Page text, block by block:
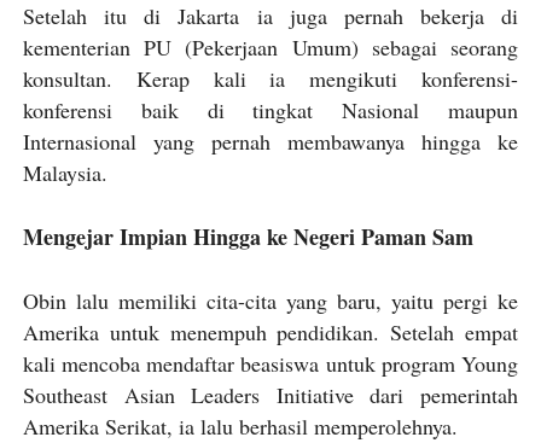
Setelah itu di Jakarta ia juga pernah bekerja di
kementerian PU (Pekerjaan Umum) sebagai seorang
konsultan. Kerap kali ia mengikuti konferensi-
konferensi baik di tingkat Nasional maupun
Internasional yang pernah membawanya hingga ke
Malaysia.
Mengejar Impian Hingga ke Negeri Paman Sam
Obin lalu memiliki cita-cita yang baru, yaitu pergi ke
Amerika untuk menempuh pendidikan. Setelah empat
kali mencoba mendaftar beasiswa untuk program Young
Southeast Asian Leaders Initiative dari pemerintah
Amerika Serikat, ia lalu berhasil memperolehnya.